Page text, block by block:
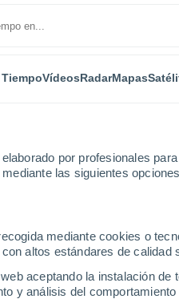
por profesionales
las siguientes
mediante cookies o
altos estándares de calidad
aceptando la instalación de
y análisis del
TiempoVídeosRadarMapas